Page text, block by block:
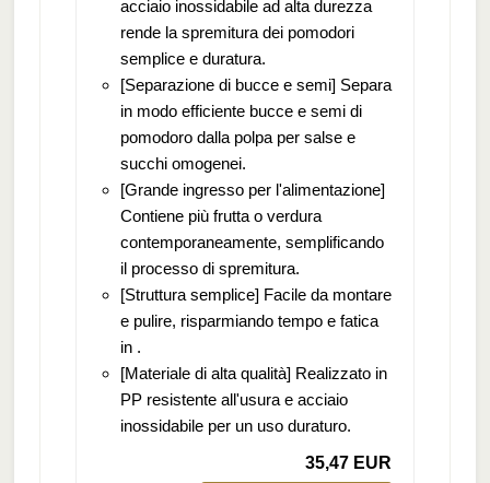
acciaio inossidabile ad alta durezza
rende la spremitura dei pomodori
semplice e duratura.
[Separazione di bucce e semi] Separa
in modo efficiente bucce e semi di
pomodoro dalla polpa per salse e
succhi omogenei.
[Grande ingresso per l'alimentazione]
Contiene più frutta o verdura
contemporaneamente, semplificando
il processo di spremitura.
[Struttura semplice] Facile da montare
e pulire, risparmiando tempo e fatica
in .
[Materiale di alta qualità] Realizzato in
PP resistente all'usura e acciaio
inossidabile per un uso duraturo.
35,47 EUR